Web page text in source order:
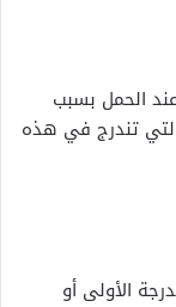
الحمل بسبب
الأمراض التي تندرج في هذه
الأولى أو